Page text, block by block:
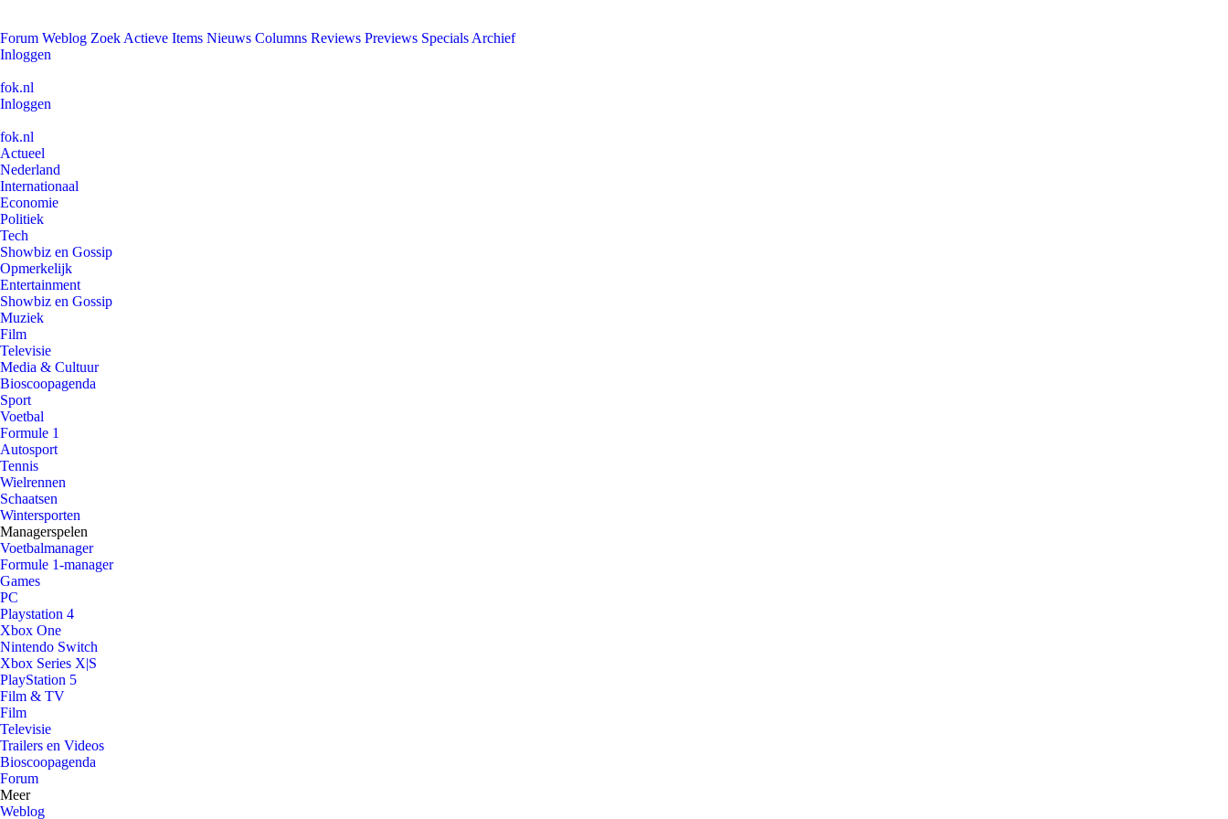
Forum Weblog Zoek Actieve Items Nieuws Columns Reviews Previews Specials Archief
Inloggen
fok.nl
Inloggen
fok.nl
Actueel
Nederland
Internationaal
Economie
Politiek
Tech
Showbiz en Gossip
Opmerkelijk
Entertainment
Showbiz en Gossip
Muziek
Film
Televisie
Media & Cultuur
Bioscoopagenda
Sport
Voetbal
Formule 1
Autosport
Tennis
Wielrennen
Schaatsen
Wintersporten
Managerspelen
Voetbalmanager
Formule 1-manager
Games
PC
Playstation 4
Xbox One
Nintendo Switch
Xbox Series X|S
PlayStation 5
Film & TV
Film
Televisie
Trailers en Videos
Bioscoopagenda
Forum
Meer
Weblog